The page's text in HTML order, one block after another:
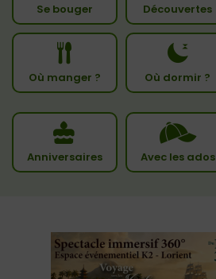
Se bouger Découvertes
Où manger ? Où dormir ?
Anniversaires Avec les ados